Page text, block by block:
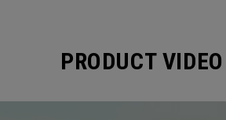
PRODUCT VIDEO